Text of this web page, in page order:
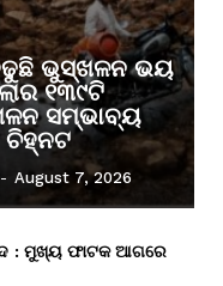
ଭୁସ୍ଖଳନ ଭୟ
୧୩୯ଟି
ସମ୍ଭାବ୍ୟ
ଚିହ୍ନଟ
- August 7, 2026
: ମୁଖ୍ୟ ଫାଟକ ଆଗରେ